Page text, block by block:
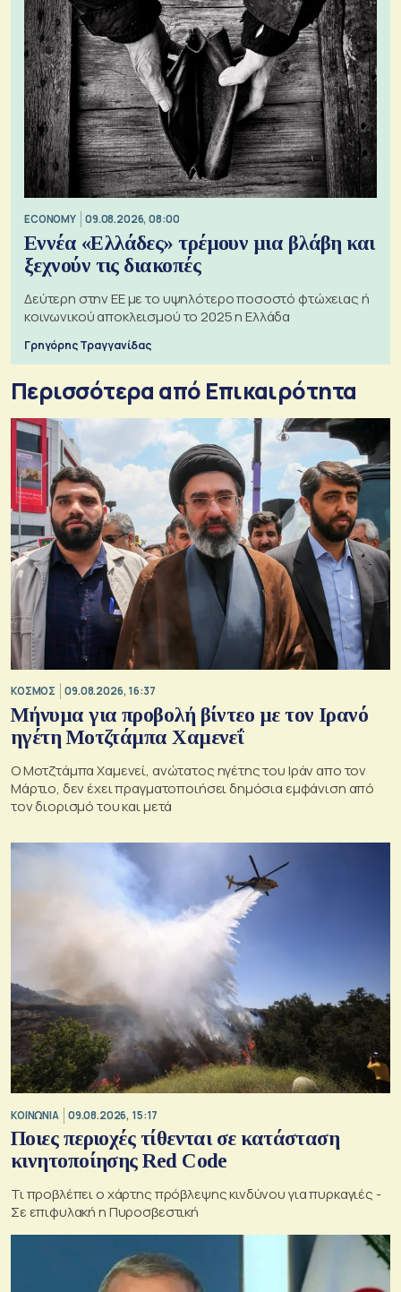
ECONOMY 09.08.2026, 08:00
Εννέα «Ελλάδες» τρέμουν μια βλάβη και
ξεχνούν τις διακοπές
Δεύτερη στην ΕΕ με το υψηλότερο ποσοστό φτώχειας ή
κοινωνικού αποκλεισμού το 2025 η Ελλάδα
Γρηγόρης Τραγγανίδας
Περισσότερα από Επικαιρότητα
ΚΟΣΜΟΣ 09.08.2026, 16:37
Μήνυμα για προβολή βίντεο με τον Ιρανό
ηγέτη Μοτζτάμπα Χαμενεΐ
Ο Μοτζτάμπα Χαμενεί, ανώτατος ηγέτης του Ιράν απο τον
Μάρτιο, δεν έχει πραγματοποιήσει δημόσια εμφάνιση από
τον διορισμό του και μετά
ΚΟΙΝΩΝΙΑ 09.08.2026, 15:17
Ποιες περιοχές τίθενται σε κατάσταση
κινητοποίησης Red Code
Τι προβλέπει ο χάρτης πρόβλεψης κινδύνου για πυρκαγιές -
Σε επιφυλακή η Πυροσβεστική